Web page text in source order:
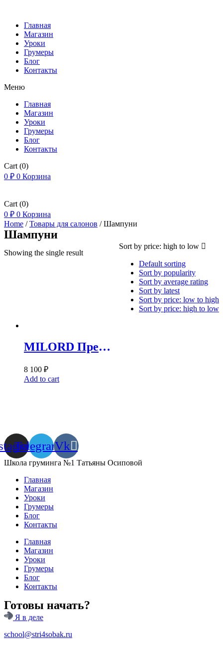
Главная
Магазин
Уроки
Грумеры
Блог
Контакты
Меню
Главная
Магазин
Уроки
Грумеры
Блог
Контакты
Cart (0)
0 ₽ 0 Корзина
Cart (0)
0 ₽ 0 Корзина
Home /Товары для салонов / Шампуни
Шампуни
Showing the single result
Sort by price: high to low
Default sorting
Sort by popularity
Sort by average rating
Sort by latest
Sort by price: low to high
Sort by price: high to low
MILORD Премиум шампунь PLATINUM для придания объема 5 л M5500
8 100 ₽
Add to cart
TelegramVk
Школа груминга №1 Татьяны Осиповой
Главная
Магазин
Уроки
Грумеры
Блог
Контакты
Главная
Магазин
Уроки
Грумеры
Блог
Контакты
Готовы начать?
Я в деле
school@stri4sobak.ru